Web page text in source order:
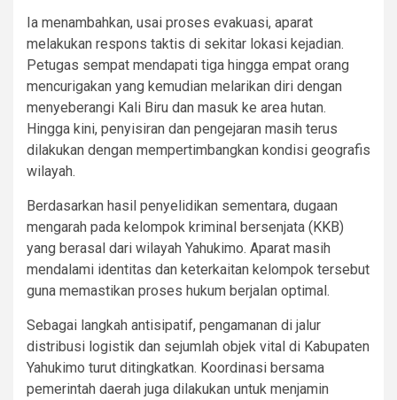
Ia menambahkan, usai proses evakuasi, aparat
melakukan respons taktis di sekitar lokasi kejadian.
Petugas sempat mendapati tiga hingga empat orang
mencurigakan yang kemudian melarikan diri dengan
menyeberangi Kali Biru dan masuk ke area hutan.
Hingga kini, penyisiran dan pengejaran masih terus
dilakukan dengan mempertimbangkan kondisi geografis
wilayah.
Berdasarkan hasil penyelidikan sementara, dugaan
mengarah pada kelompok kriminal bersenjata (KKB)
yang berasal dari wilayah Yahukimo. Aparat masih
mendalami identitas dan keterkaitan kelompok tersebut
guna memastikan proses hukum berjalan optimal.
Sebagai langkah antisipatif, pengamanan di jalur
distribusi logistik dan sejumlah objek vital di Kabupaten
Yahukimo turut ditingkatkan. Koordinasi bersama
pemerintah daerah juga dilakukan untuk menjamin